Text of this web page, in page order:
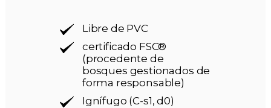
Libre de PVC
certificado FSC®
(procedente de
bosques gestionados de
forma responsable)
Ignífugo (C-s1, d0)